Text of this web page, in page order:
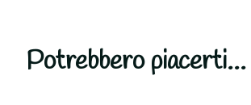
Potrebbero piacerti...